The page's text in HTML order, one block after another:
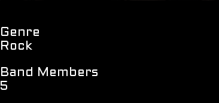
Genre
Rock
Band Members
5